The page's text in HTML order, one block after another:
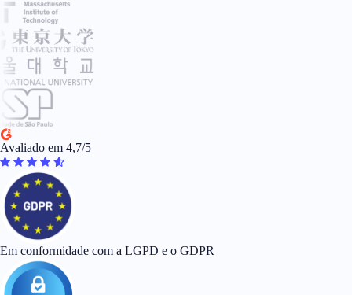
Avaliado em 4,7/5
Em conformidade com a LGPD e o GDPR